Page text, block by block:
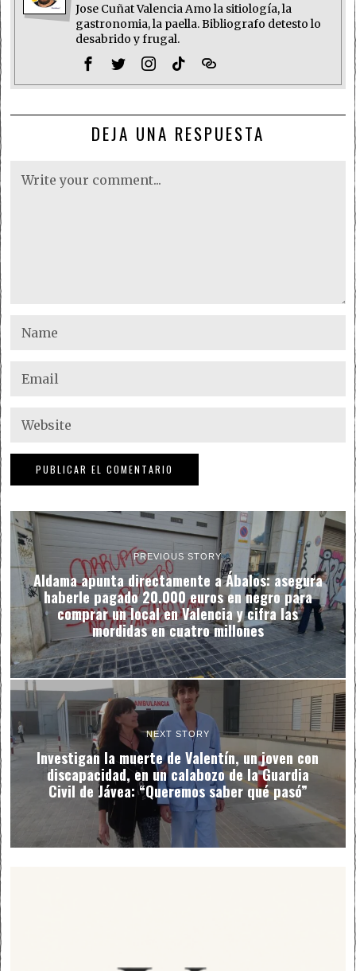
Jose Cuñat Valencia Amo la sitiología, la
gastronomia, la paella. Bibliografo detesto lo
desabrido y frugal.
DEJA UNA RESPUESTA
PREVIOUS STORY
Aldama apunta directamente a Ábalos: asegura
haberle pagado 20.000 euros en negro para
comprar un local en Valencia y cifra las
mordidas en cuatro millones
NEXT STORY
Investigan la muerte de Valentín, un joven con
discapacidad, en un calabozo de la Guardia
Civil de Jávea: “Queremos saber qué pasó”